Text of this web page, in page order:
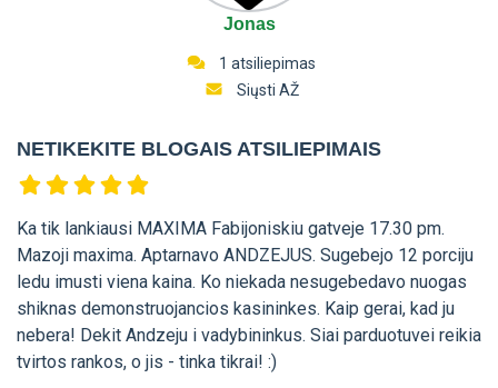
Jonas
1 atsiliepimas
Siųsti AŽ
NETIKEKITE BLOGAIS ATSILIEPIMAIS
Ka tik lankiausi MAXIMA Fabijoniskiu gatveje 17.30 pm.
Mazoji maxima. Aptarnavo ANDZEJUS. Sugebejo 12 porciju
ledu imusti viena kaina. Ko niekada nesugebedavo nuogas
shiknas demonstruojancios kasininkes. Kaip gerai, kad ju
nebera! Dekit Andzeju i vadybininkus. Siai parduotuvei reikia
tvirtos rankos, o jis - tinka tikrai! :)